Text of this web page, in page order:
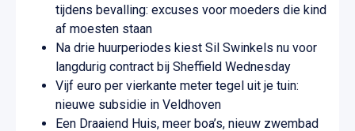
tijdens bevalling: excuses voor moeders die kind
af moesten staan
Na drie huurperiodes kiest Sil Swinkels nu voor
langdurig contract bij Sheffield Wednesday
Vijf euro per vierkante meter tegel uit je tuin:
nieuwe subsidie in Veldhoven
Een Draaiend Huis, meer boa’s, nieuw zwembad